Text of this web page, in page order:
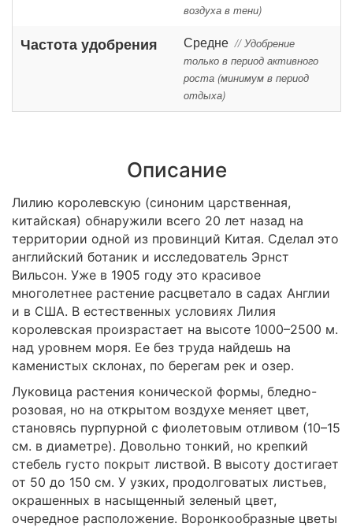
воздуха в тени)
Частота удобрения Средне // Удобрение
только в период активного
роста (минимум в период
отдыха)
Описание
Лилию королевскую (синоним царственная,
китайская) обнаружили всего 20 лет назад на
территории одной из провинций Китая. Сделал это
английский ботаник и исследователь Эрнст
Вильсон. Уже в 1905 году это красивое
многолетнее растение расцветало в садах Англии
и в США. В естественных условиях Лилия
королевская произрастает на высоте 1000–2500 м.
над уровнем моря. Ее без труда найдешь на
каменистых склонах, по берегам рек и озер.
Луковица растения конической формы, бледно-
розовая, но на открытом воздухе меняет цвет,
становясь пурпурной с фиолетовым отливом (10–15
см. в диаметре). Довольно тонкий, но крепкий
стебель густо покрыт листвой. В высоту достигает
от 50 до 150 см. У узких, продолговатых листьев,
окрашенных в насыщенный зеленый цвет,
очередное расположение. Воронкообразные цветы